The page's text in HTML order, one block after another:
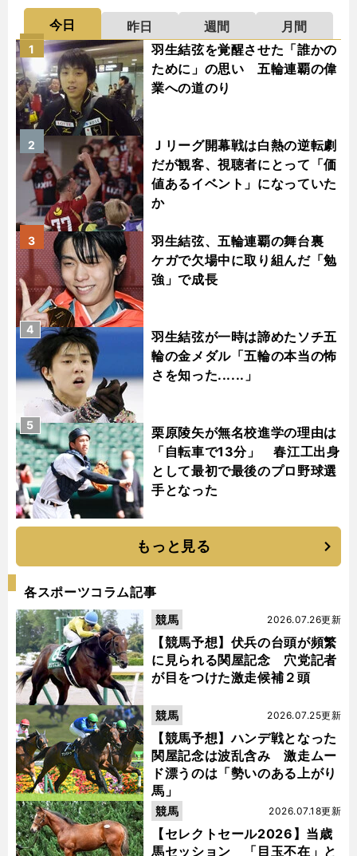
今日 昨日 週間
月間
羽生結弦を覚醒させた「誰かの
ために」の思い 五輪連覇の偉
業への道のり
1
Ｊリーグ開幕戦は白熱の逆転劇
だが観客、視聴者にとって「価
値あるイベント」になっていた
か
2
羽生結弦、五輪連覇の舞台裏
ケガで欠場中に取り組んだ「勉
強」で成長
3
羽生結弦が一時は諦めたソチ五
輪の金メダル「五輪の本当の怖
さを知った......」
4
栗原陵矢が無名校進学の理由は
「自転車で13分」 春江工出身
として最初で最後のプロ野球選
手となった
5
もっと見る
各スポーツコラム記事
【競馬予想】伏兵の台頭が頻繁
に見られる関屋記念 穴党記者
が目をつけた激走候補２頭
2026.07.26更新
競馬
【競馬予想】ハンデ戦となった
関屋記念は波乱含み 激走ムー
ド漂うのは「勢いのある上がり
馬」
2026.07.25更新
競馬
【セレクトセール2026】当歳
馬セッション 「目玉不在」と
2026.07.18更新
競馬